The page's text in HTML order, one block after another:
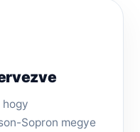
Sopron megye